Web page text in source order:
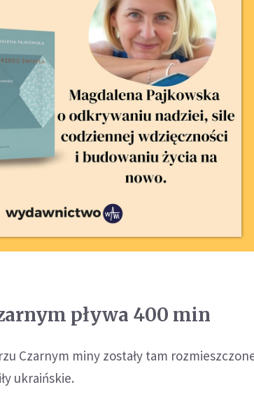
pływa 400 min
Czarnym miny zostały tam
ukraińskie.